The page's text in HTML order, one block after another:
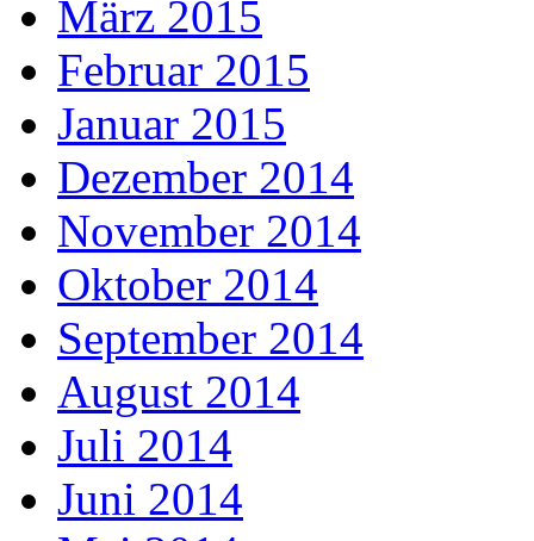
März 2015
Februar 2015
Januar 2015
Dezember 2014
November 2014
Oktober 2014
September 2014
August 2014
Juli 2014
Juni 2014